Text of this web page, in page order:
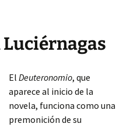
El Deuteronomio, que
aparece al inicio de la
novela, funciona como una
premonición de su